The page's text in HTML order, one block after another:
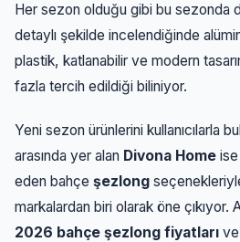
Her sezon olduğu gibi bu sezonda
detaylı şekilde incelendiğinde
plastik, katlanabilir ve modern
fazla tercih edildiği biliniyor.
Yeni sezon ürünlerini kullanıcılarla
arasında yer alan Divona Home
eden bahçe şezlong
markalardan biri olarak öne çıkıyor.
2026 bahçe şezlong fiyatları ve